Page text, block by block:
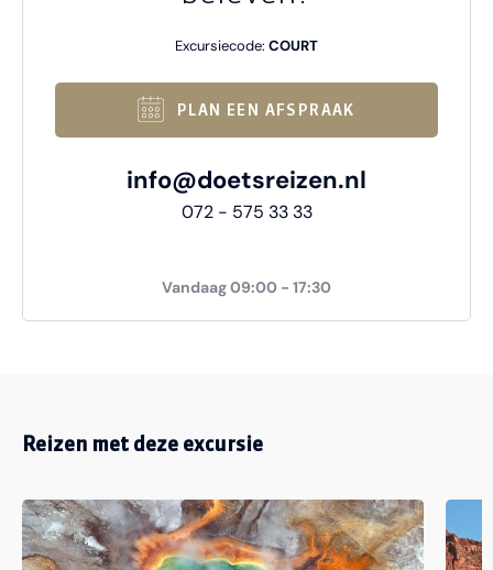
Excursiecode: COURT
PLAN EEN AFSPRAAK
info@doetsreizen.nl
072 - 575 33 33
Vandaag 09:00 - 17:30
Reizen met deze excursie